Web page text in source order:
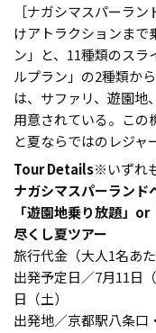
［ナガシマスパーラ
けアトラクションまで
ン」と、11種類のス
ルプラン」の2種類か
は、サファリ、遊園地
用意されている。この
と夏ならではのレジャ
Tour Details※いずれ
ナガシマスパーランド
「遊園地乗り放題」
尽くし夏ツアー
旅行代金（大人1名あ
出発予定日／7月11日
日（土）
出発地／京都駅八条口